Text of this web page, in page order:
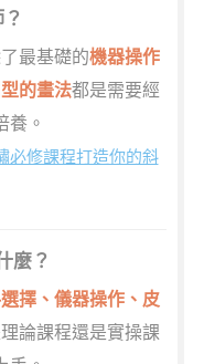
最基礎的機器操作
的畫法都是需要經
養。
必修課程打造你的斜
麼？
擇、儀器操作、皮
論課程還是實操課